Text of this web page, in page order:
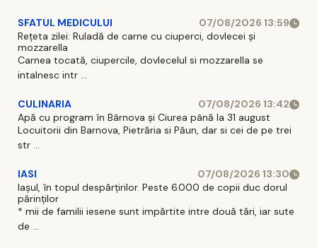
SFATUL MEDICULUI
07/08/2026 13:59
Rețeta zilei: Ruladă de carne cu ciuperci, dovlecei și
mozzarella
Carnea tocată, ciupercile, dovlecelul si mozzarella se
intalnesc intr ...
CULINARIA
07/08/2026 13:42
Apă cu program în Bârnova și Ciurea până la 31 august
Locuitorii din Barnova, Pietrăria si Păun, dar si cei de pe trei
str ...
IASI
07/08/2026 13:30
Iașul, în topul despărțirilor. Peste 6.000 de copii duc dorul
părinților
* mii de familii iesene sunt impărtite intre două tări, iar sute
de ...